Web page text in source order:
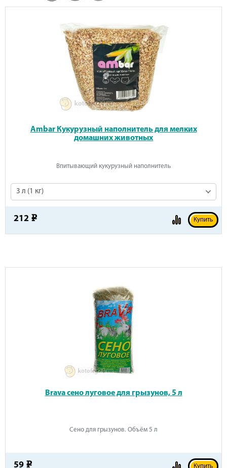
Ambar Кукурузный наполнитель для мелких
домашних животных
Впитывающий кукурузный наполнитель
3 л (1 кг)
212 e Купить
Brava сено луговое для грызунов, 5 л
Сено для грызунов. Объём 5 л
59 e Купить